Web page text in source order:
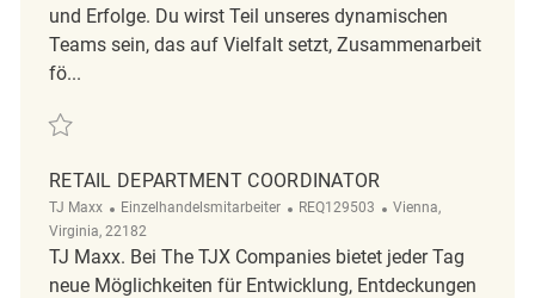
und Erfolge. Du wirst Teil unseres dynamischen
Teams sein, das auf Vielfalt setzt, Zusammenarbeit
fö...
Retten Retail Department Coordinator REQ120263
RETAIL DEPARTMENT COORDINATOR
TJ Maxx Kategorie
Einzelhandelsmitarbeiter ReqId
REQ129503 Ort
Vienna,
Virginia, 22182
TJ Maxx. Bei The TJX Companies bietet jeder Tag
neue Möglichkeiten für Entwicklung, Entdeckungen